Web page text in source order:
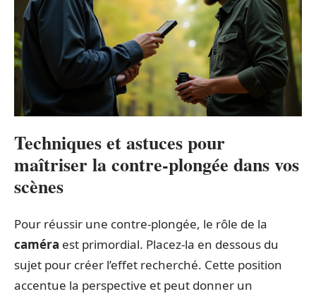
Techniques et astuces pour
maîtriser la contre-plongée dans vos
scènes
Pour réussir une contre-plongée, le rôle de la
caméra est primordial. Placez-la en dessous du
sujet pour créer l’effet recherché. Cette position
accentue la perspective et peut donner un